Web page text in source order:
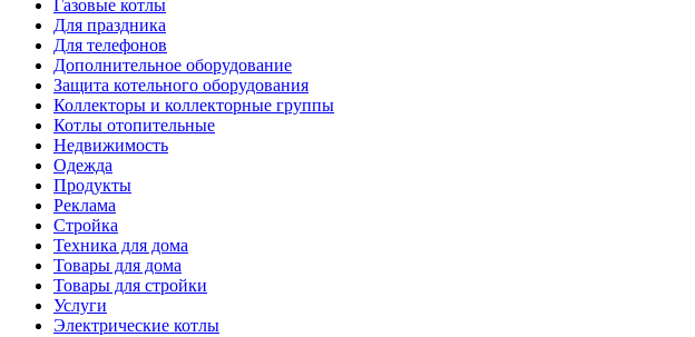
Газовые котлы
Для праздника
Для телефонов
Дополнительное оборудование
Защита котельного оборудования
Коллекторы и коллекторные группы
Котлы отопительные
Недвижимость
Одежда
Продукты
Реклама
Стройка
Техника для дома
Товары для дома
Товары для стройки
Услуги
Электрические котлы